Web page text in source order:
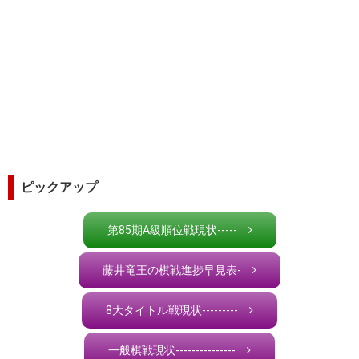
ピックアップ
第85期A級順位戦現状-----
藤井竜王の棋戦進捗早見表-
8大タイトル戦現状---------
一般棋戦現状---------------